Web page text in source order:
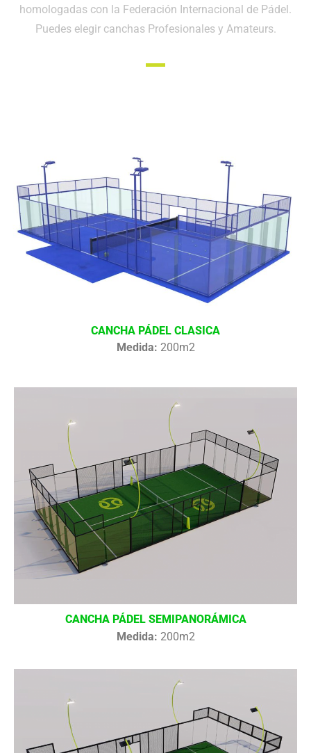
homologadas con la Federación Internacional de Pádel.
Puedes elegir canchas Profesionales y Amateurs.
CANCHA PÁDEL CLASICA
Medida: 200m2
CANCHA PÁDEL SEMIPANORÁMICA
Medida: 200m2